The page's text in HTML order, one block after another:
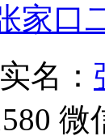
家口
名：
微